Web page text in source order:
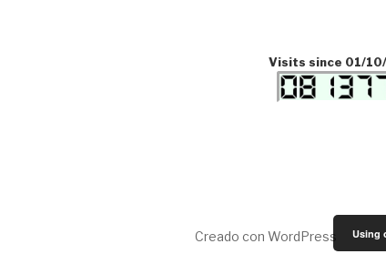
Visits since 01/
Creado con WordPress Using